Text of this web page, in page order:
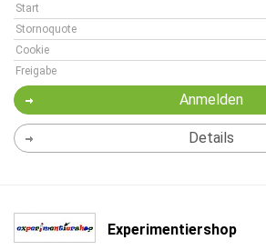
Start
Stornoquote
Cookie
Freigabe
Anmelden
Details
Experimentiershop